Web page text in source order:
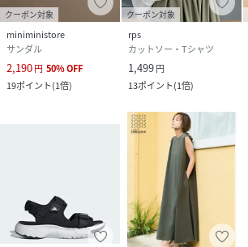
クーポン対象
miniministore
サンダル
2,190円 50%OFF
19ポイント(1倍)
クーポン対象
rps
カットソー・Tシャツ
1,499円
13ポイント(1倍)